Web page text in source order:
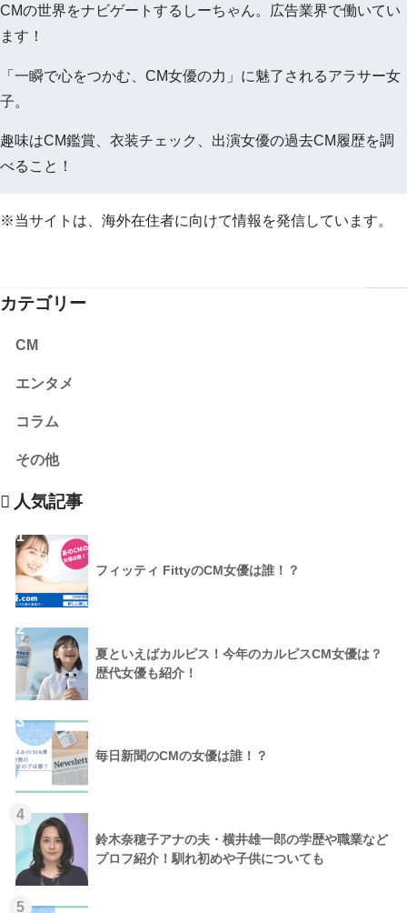
CMの世界をナビゲートするしーちゃん。広告業界で働いてい
ます！
「一瞬で心をつかむ、CM女優の力」に魅了されるアラサー女
子。
趣味はCM鑑賞、衣装チェック、出演女優の過去CM履歴を調
べること！
※当サイトは、海外在住者に向けて情報を発信しています。
カテゴリー
CM
エンタメ
コラム
その他
人気記事
1
フィッティ FittyのCM女優は誰！？
2
夏といえばカルピス！今年のカルピスCM女優は？
歴代女優も紹介！
3
毎日新聞のCMの女優は誰！？
4
鈴木奈穂子アナの夫・横井雄一郎の学歴や職業など
プロフ紹介！馴れ初めや子供についても
5